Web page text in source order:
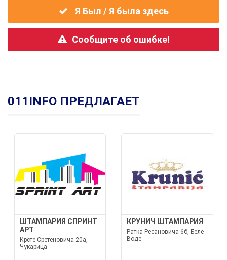
Я Был / Я была здесь
Сообщите об ошибке!
011INFO ПРЕДЛАГАЕТ
ШТАМПАРИЯ СПРИНТ
АРТ
Крсте Сретеновича 20а,
Чукарица
КРУНИЧ ШТАМПАРИЯ
Ратка Ресановича 6б, Беле
Воде